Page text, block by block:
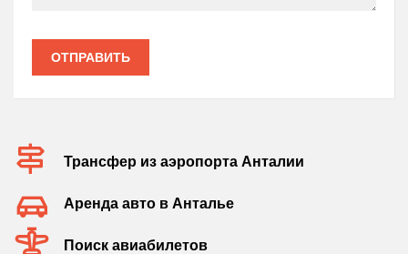
ОТПРАВИТЬ
Трансфер из аэропорта Анталии
Аренда авто в Анталье
Поиск авиабилетов